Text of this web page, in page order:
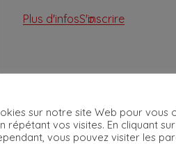
Plus d'infosS'inscrire
sur notre site Web pour
répétant vos visites. En cliquant
vous pouvez visiter les